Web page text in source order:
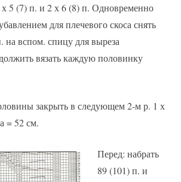
5 (7) п. и 2 х 6 (8) п. Одновременно
для плечевого скоса снять
на вспом. спицу для выреза
вязать каждую половинку
закрыть в следующем 2-м р. 1 х
= 52 см.
Перед: набрать
89 (101) п. и